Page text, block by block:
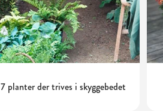
7 planter der trives i skyggebedet